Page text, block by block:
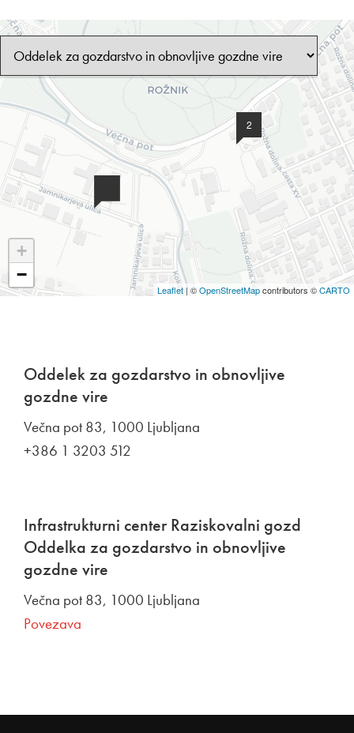
2
+
−
Leaflet | ©OpenStreetMapcontributors ©CARTO
Oddelek za gozdarstvo in obnovljive
gozdne vire
Večna pot 83, 1000 Ljubljana
+386 1 3203 512
Infrastrukturni center Raziskovalni gozd
Oddelka za gozdarstvo in obnovljive
gozdne vire
Večna pot 83, 1000 Ljubljana
Povezava